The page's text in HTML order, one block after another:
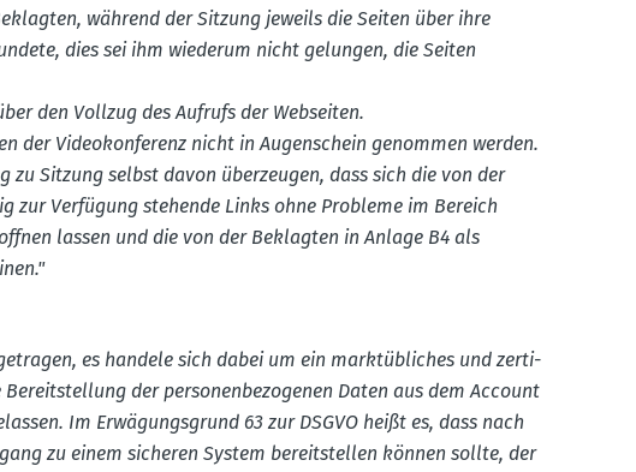
während der Sitzung jeweils die Seiten über ihre
dies sei ihm wiederum nicht gelungen, die Seiten
den Vollzug des Aufrufs der Webseiten.
der Video­kon­ferenz nicht in Augen­schein genommen werden.
zu Sitzung selbst davon überzeugen, dass sich die von der
zur Verfügung stehende Links ohne Probleme im Bereich
lassen und die von der Beklagten in Anlage B4 als
es handele sich dabei um ein markt­üb­liches und zerti­
der perso­nen­be­zo­genen Daten aus dem Account
Im Erwägungs­grund 63 zur DSGVO heißt es, dass nach
zu einem sicheren System bereit­stellen können sollte, der